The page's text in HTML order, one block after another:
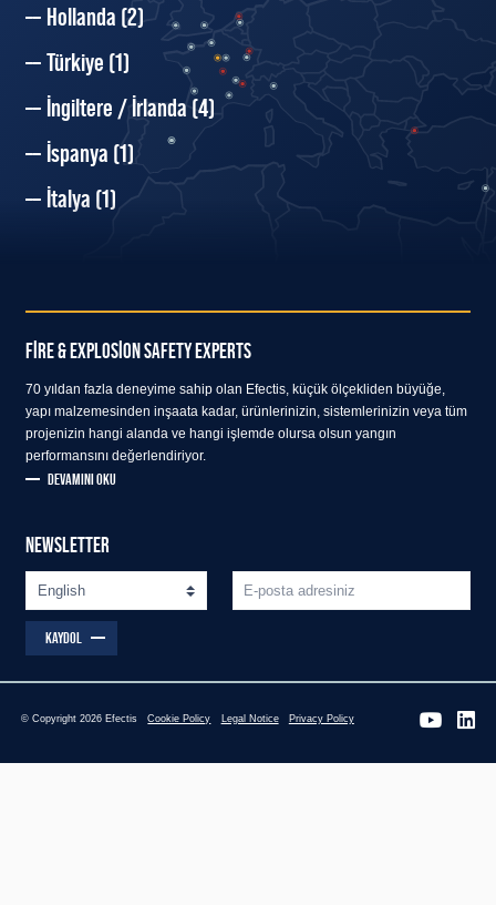
Hollanda (2)
Türkiye (1)
İngiltere / İrlanda (4)
İspanya (1)
İtalya (1)
FIRE & EXPLOSION SAFETY EXPERTS
70 yıldan fazla deneyime sahip olan Efectis, küçük ölçekliden büyüğe,
yapı malzemesinden inşaata kadar, ürünlerinizin, sistemlerinizin veya tüm
projenizin hangi alanda ve hangi işlemde olursa olsun yangın
performansını değerlendiriyor.
DEVAMINI OKU
NEWSLETTER
KAYDOL
© Copyright 2026 Efectis Cookie Policy Legal Notice Privacy Policy